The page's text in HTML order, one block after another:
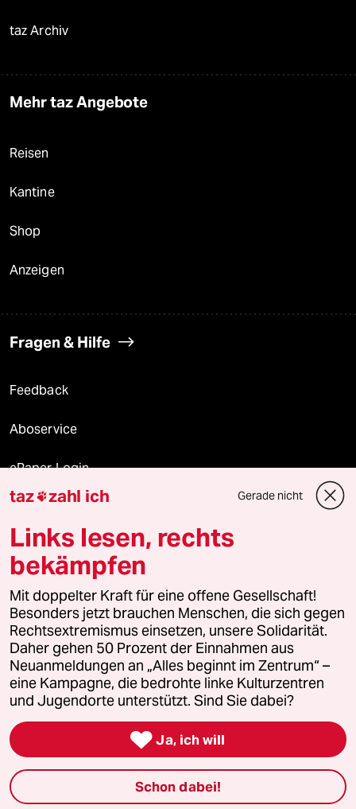
taz Archiv
Mehr taz Angebote
Reisen
Kantine
Shop
Anzeigen
Fragen & Hilfe
Feedback
Aboservice
ePaper Login
Downloads für Abonnierende
© 2026 taz Verlags und Vertriebs GmbH
Alle Rechte vorbehalten. Bei rechtlichen Fragen oder für Genehmigungen
wenden Sie sich bitte an
lizenzen@taz.de
Feedback Redaktionsstatut Kommune-Richtlinien
Leitlinie Informant Datenschutz Impressum AGB
Seitenwende Einwilligungen widerrufen (Ads)
taz zahl ich Gerade nicht
Links lesen, rechts
bekämpfen
Mit doppelter Kraft für eine offene Gesellschaft!
Besonders jetzt brauchen Menschen, die sich gegen
Rechtsextremismus einsetzen, unsere Solidarität.
Daher gehen 50 Prozent der Einnahmen aus
Neuanmeldungen an „Alles beginnt im Zentrum“ –
eine Kampagne, die bedrohte linke Kulturzentren
und Jugendorte unterstützt. Sind Sie dabei?
 Ja, ich will
Schon dabei!